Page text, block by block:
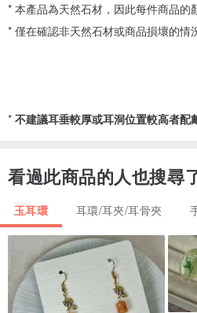
* 本產品為天然石材，因此每件商品的
* 僅在確認非天然石材或商品損壞的情
* 不建議耳垂較厚或耳洞位置較高者配
看過此商品的人也搜尋
玉耳環 耳環/耳夾/耳骨夾